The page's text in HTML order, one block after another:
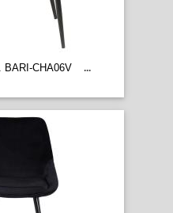
CHA06V
...